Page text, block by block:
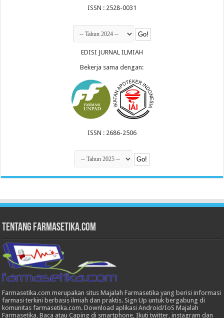
ISSN : 2528-0031
EDISI JURNAL ILMIAH
Bekerja sama dengan:
ISSN : 2686-2506
Tentang Farmasetika.com
Farmasetika.com merupakan situs Majalah Farmasetika yang berisi informasi
farmasi terkini berbasis ilmiah dan praktis. Sign Up untuk bergabung di
komunitas farmasetika.com. Download aplikasi Android/IoS Majalah
Farmasetika, Baca atau Caping di smartphone, Ikuti twitter, instagram dan